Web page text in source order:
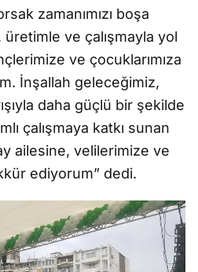
zamanımızı boşa
üretimle ve çalışmayla yol
ve çocuklarımıza
İnşallah geleceğimiz,
daha güçlü bir şekilde
çalışmaya katkı sunan
ailesine, velilerimize ve
ediyorum” dedi.